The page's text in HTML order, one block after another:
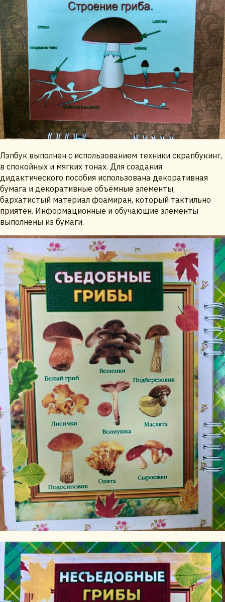
Лэпбук выполнен с использованием техники скрапбукинг,
в спокойных и мягких тонах. Для создания
дидактического пособия использована декоративная
бумага и декоративные объёмные элементы,
бархатистый материал фоамиран, который тактильно
приятен. Информационные и обучающие элементы
выполнены из бумаги.